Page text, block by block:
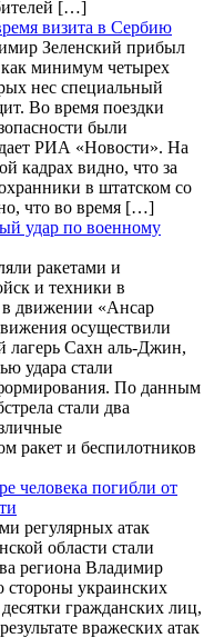
[…]
визита в Сербию
Зеленский прибыл
минимум четырех
нес специальный
Во время поездки
были
РИА «Новости». На
кадрах видно, что за
в штатском со
что во время […]
удар по военному
ракетами и
и техники в
движении «Ансар
осуществили
лагерь Сахн аль-Джин,
удара стали
По данным
стали два
ракет и беспилотников
человека погибли от
регулярных атак
области стали
региона Владимир
стороны украинских
гражданских лиц,
вражеских атак